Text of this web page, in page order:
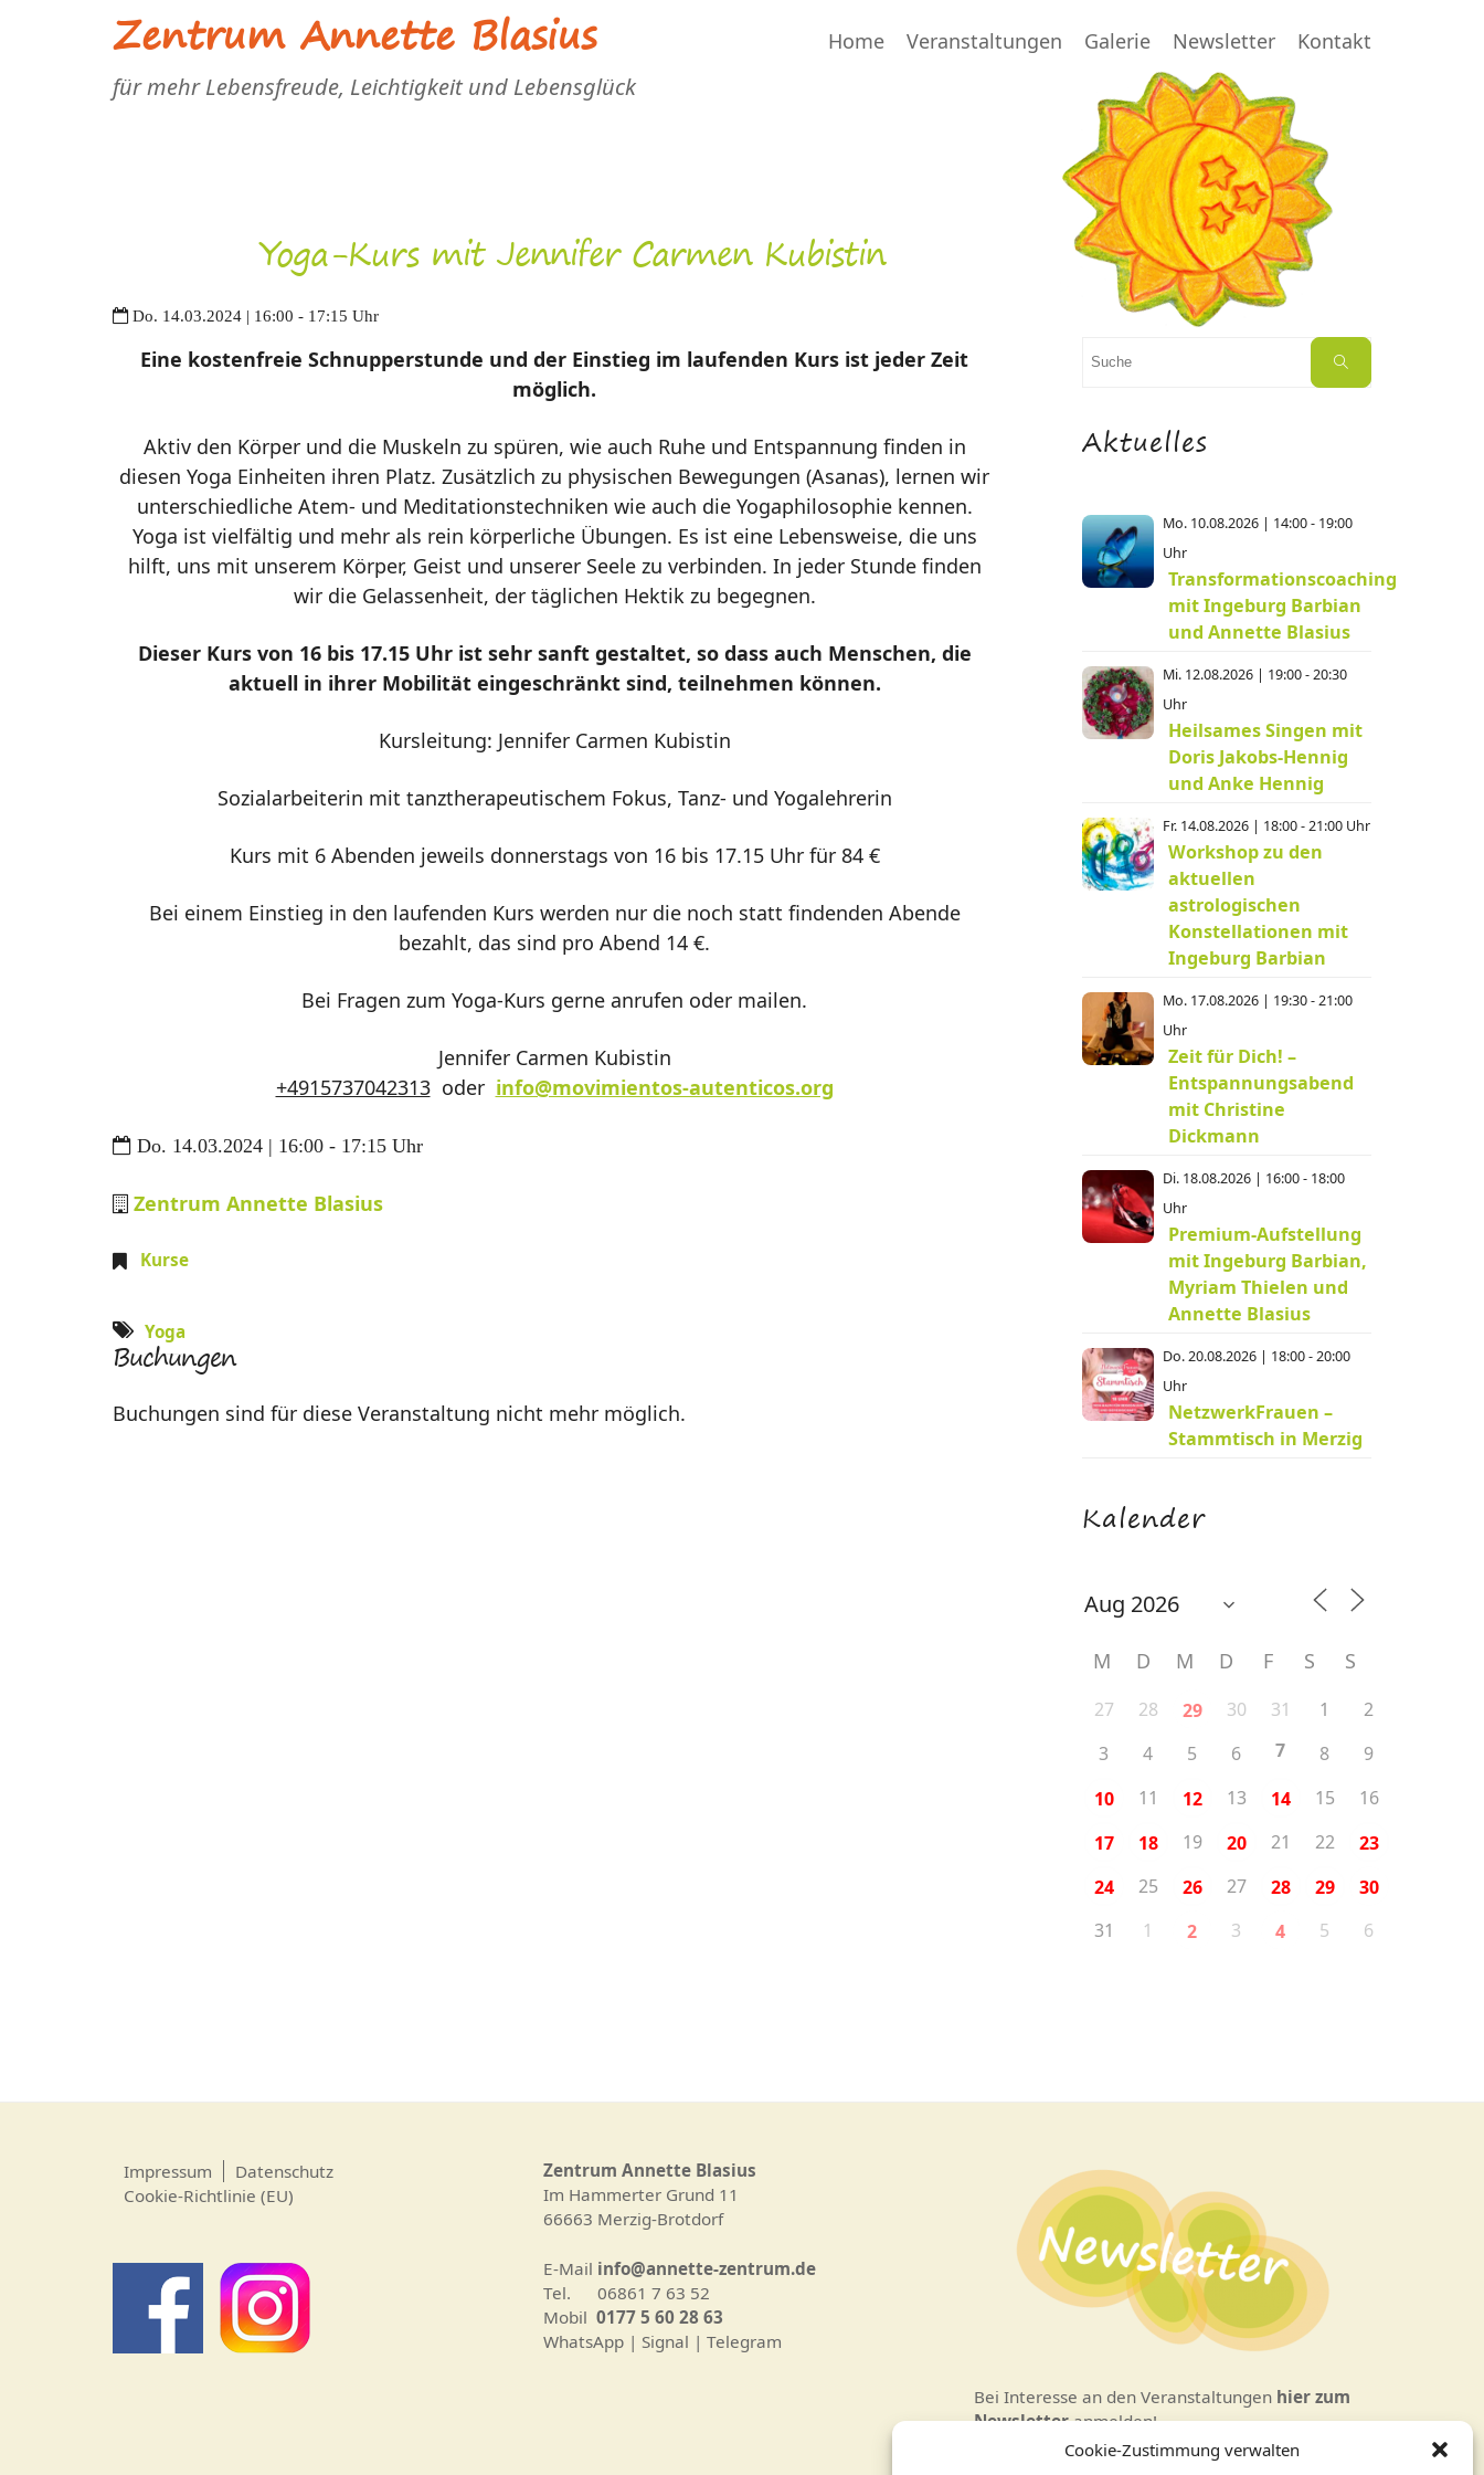
Cookie-Zustimmung verwalten
Zentrum Annette Blasius
für mehr Lebensfreude, Leichtigkeit und Lebensglück
Home Veranstaltungen Galerie Newsletter Kontakt
Yoga-Kurs mit Jennifer Carmen Kubistin
Do. 14.03.2024 | 16:00 - 17:15 Uhr
Eine kostenfreie Schnupperstunde und der Einstieg im laufenden Kurs ist jeder Zeit
möglich.
Aktiv den Körper und die Muskeln zu spüren, wie auch Ruhe und Entspannung finden in
diesen Yoga Einheiten ihren Platz. Zusätzlich zu physischen Bewegungen (Asanas), lernen wir
unterschiedliche Atem- und Meditationstechniken wie auch die Yogaphilosophie kennen.
Yoga ist vielfältig und mehr als rein körperliche Übungen. Es ist eine Lebensweise, die uns
hilft, uns mit unserem Körper, Geist und unserer Seele zu verbinden. In jeder Stunde finden
wir die Gelassenheit, der täglichen Hektik zu begegnen.
Dieser Kurs von 16 bis 17.15 Uhr ist sehr sanft gestaltet, so dass auch Menschen, die
aktuell in ihrer Mobilität eingeschränkt sind, teilnehmen können.
Kursleitung: Jennifer Carmen Kubistin
Sozialarbeiterin mit tanztherapeutischem Fokus, Tanz- und Yogalehrerin
Kurs mit 6 Abenden jeweils donnerstags von 16 bis 17.15 Uhr für 84 €
Bei einem Einstieg in den laufenden Kurs werden nur die noch statt findenden Abende
bezahlt, das sind pro Abend 14 €.
Bei Fragen zum Yoga-Kurs gerne anrufen oder mailen.
Jennifer Carmen Kubistin
+4915737042313oder info@movimientos-autenticos.org
Do. 14.03.2024 | 16:00 - 17:15 Uhr
Zentrum Annette Blasius
Kurse
Yoga
Buchungen
Buchungen sind für diese Veranstaltung nicht mehr möglich.
Suchen
Suche
Aktuelles
Mo. 10.08.2026 | 14:00 - 19:00
Uhr
Transformationscoaching
mit Ingeburg Barbian
und Annette Blasius
Mi. 12.08.2026 | 19:00 - 20:30
Uhr
Heilsames Singen mit
Doris Jakobs-Hennig
und Anke Hennig
Fr. 14.08.2026 | 18:00 - 21:00 Uhr
Workshop zu den
aktuellen
astrologischen
Konstellationen mit
Ingeburg Barbian
Mo. 17.08.2026 | 19:30 - 21:00
Uhr
Zeit für Dich! –
Entspannungsabend
mit Christine
Dickmann
Di. 18.08.2026 | 16:00 - 18:00
Uhr
Premium-Aufstellung
mit Ingeburg Barbian,
Myriam Thielen und
Annette Blasius
Do. 20.08.2026 | 18:00 - 20:00
Uhr
NetzwerkFrauen –
Stammtisch in Merzig
Kalender
M D M D F S S
27 28 29 30 31 1
2
3
4 5 6 7 8
9
10
11 12 13 14 15
16
17
18 19 20 21 22
23
24
25 26 27 28 29
30
31
1 2 3 4 5 6
Impressum
Datenschutz
Cookie-Richtlinie (EU)
Zentrum Annette Blasius
Im Hammerter Grund 11
66663 Merzig-Brotdorf
E-Mail info@annette-zentrum.de
Tel. 06861 7 63 52
Mobil 0177 5 60 28 63
WhatsApp | Signal | Telegram
Bei Interesse an den Veranstaltungen hier zum
Newsletteranmelden!